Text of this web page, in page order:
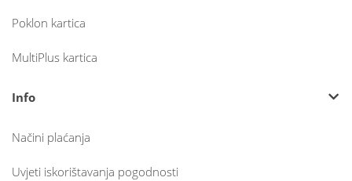
Poklon kartica
MultiPlus kartica
Info
Načini plaćanja
Uvjeti iskorištavanja pogodnosti